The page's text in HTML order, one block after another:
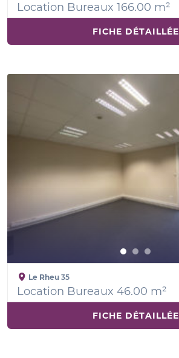
Location Bureaux 166.00 m²
FICHE DÉTAILLÉE
Le Rheu 35
Location Bureaux 46.00 m²
FICHE DÉTAILLÉE